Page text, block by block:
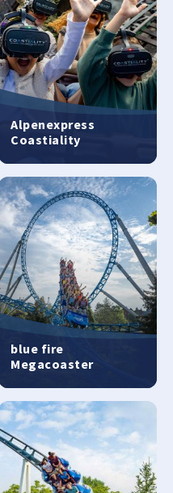
Alpenexpress
Coastiality
blue fire
Megacoaster